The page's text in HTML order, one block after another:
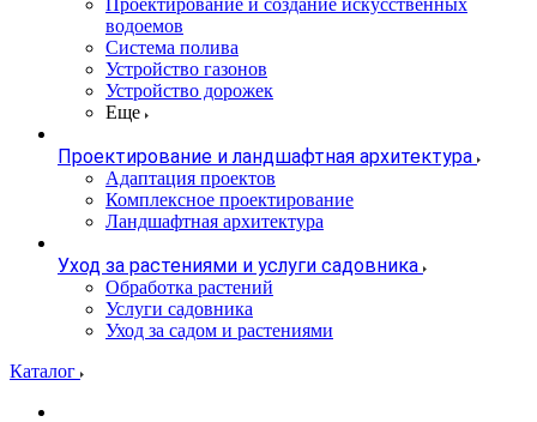
Проектирование и создание искусственных
водоемов
Система полива
Устройство газонов
Устройство дорожек
Еще
Проектирование и ландшафтная архитектура
Адаптация проектов
Комплексное проектирование
Ландшафтная архитектура
Уход за растениями и услуги садовника
Обработка растений
Услуги садовника
Уход за садом и растениями
Каталог